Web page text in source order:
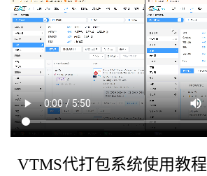
VTMS代打包系统使用教程